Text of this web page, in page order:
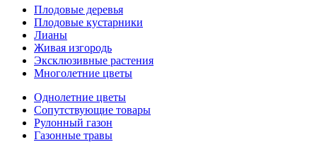
Плодовые деревья
Плодовые кустарники
Лианы
Живая изгородь
Эксклюзивные растения
Многолетние цветы
Однолетние цветы
Сопутствующие товары
Рулонный газон
Газонные травы